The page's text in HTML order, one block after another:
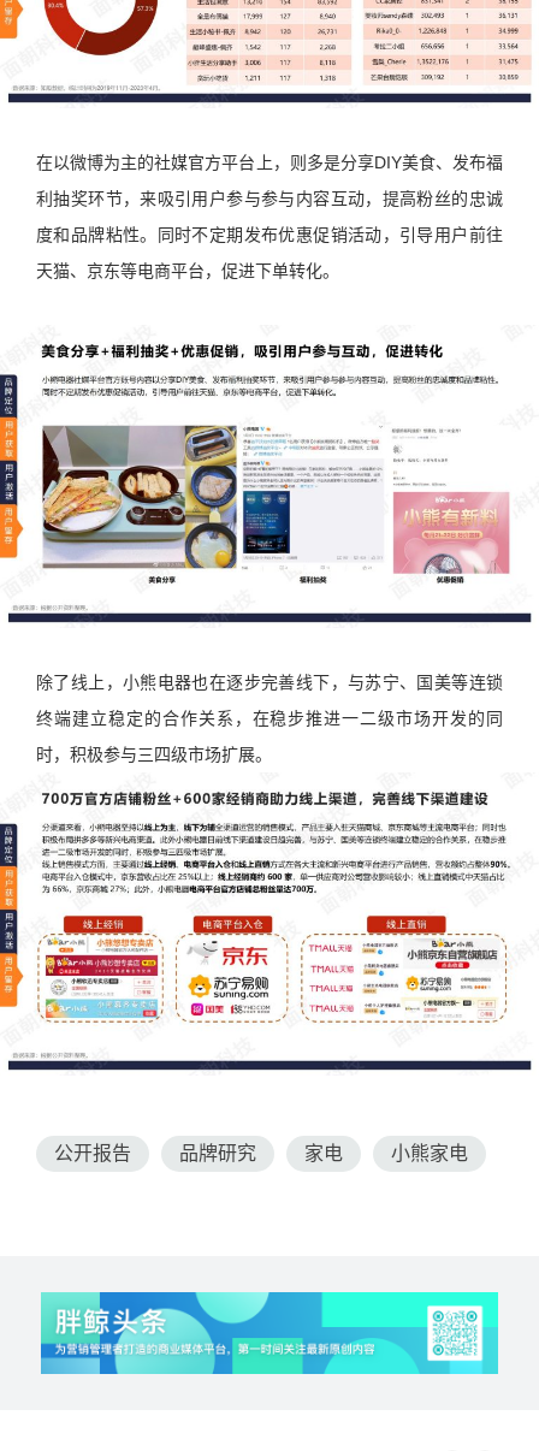
在以微博为主的社媒官方平台上，则多是分享DIY美食、发布福
利抽奖环节，来吸引用户参与参与内容互动，提高粉丝的忠诚
度和品牌粘性。同时不定期发布优惠促销活动，引导用户前往
天猫、京东等电商平台，促进下单转化。
除了线上，小熊电器也在逐步完善线下，与苏宁、国美等连锁
终端建立稳定的合作关系，在稳步推进一二级市场开发的同
时，积极参与三四级市场扩展。
公开报告 品牌研究 家电 小熊家电